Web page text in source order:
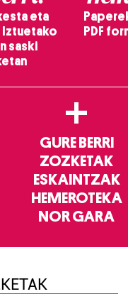
eta
Iztuetako
saski
PDF
+
GURE BERRI
ZOZKETAK
ESKAINTZAK
HEMEROTEKA
NOR GARA